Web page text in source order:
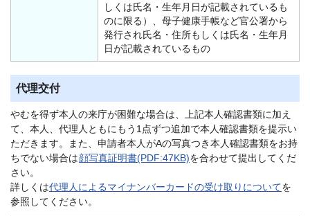
しくは氏名・生年月日が記載されているも
のに限る）、母子健康手帳など官公署から
発行され氏名・住所もしくは氏名・生年月
日が記載されているもの
代理交付
やむを得ず本人の来庁が困難な場合は、上記本人確認書類に加え
て、本人、代理人ともにもう1点ずつ追加で本人確認書類を提示い
ただきます。また、申請者本人がAの写真つき本人確認書類をお持
ちでない場合は顔写真証明書(PDF:47KB)を合わせて提出してくだ
さい。
詳しくは代理人によるマイナンバーカードの受け取りについてを
参照してください。